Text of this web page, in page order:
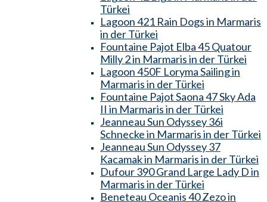
Türkei
Lagoon 421 Rain Dogs in Marmaris
in der Türkei
Fountaine Pajot Elba 45 Quatour
Milly 2 in Marmaris in der Türkei
Lagoon 450F Loryma Sailing in
Marmaris in der Türkei
Fountaine Pajot Saona 47 Sky Ada
II in Marmaris in der Türkei
Jeanneau Sun Odyssey 36i
Schnecke in Marmaris in der Türkei
Jeanneau Sun Odyssey 37
Kacamak in Marmaris in der Türkei
Dufour 390 Grand Large Lady D in
Marmaris in der Türkei
Beneteau Oceanis 40 Zezo in